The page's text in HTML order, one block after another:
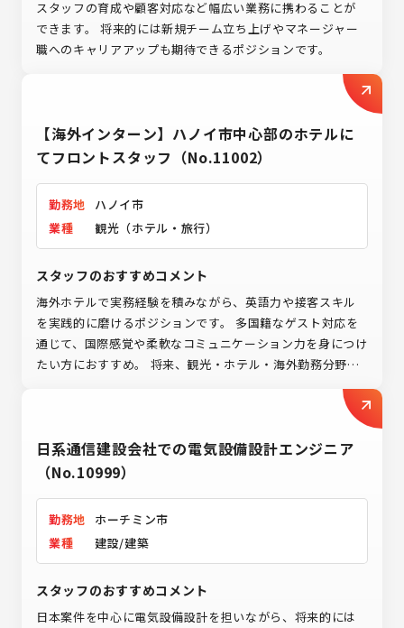
スタッフの育成や顧客対応など幅広い業務に携わることが
できます。 将来的には新規チーム立ち上げやマネージャー
職へのキャリアアップも期待できるポジションです。
【海外インターン】ハノイ市中心部のホテルに
てフロントスタッフ（No.11002）
勤務地
ハノイ市
業種
観光（ホテル・旅行）
スタッフのおすすめコメント
海外ホテルで実務経験を積みながら、英語力や接客スキル
を実践的に磨けるポジションです。 多国籍なゲスト対応を
通じて、国際感覚や柔軟なコミュニケーション力を身につけ
たい方におすすめ。 将来、観光・ホテル・海外勤務分野で
キャリアを築きたい方にとって、第一歩となる環境です。
日系通信建設会社での電気設備設計エンジニア
（No.10999）
勤務地
ホーチミン市
業種
建設/建築
スタッフのおすすめコメント
日本案件を中心に電気設備設計を担いながら、将来的には